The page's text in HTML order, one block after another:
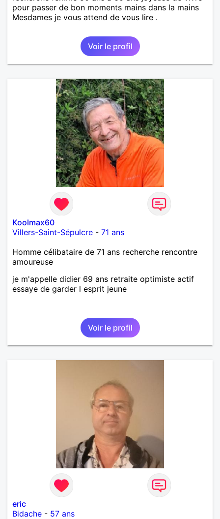
pour passer de bon moments mains dans la mains
Mesdames je vous attend de vous lire .
Voir le profil
Koolmax60
Villers-Saint-Sépulcre - 71 ans
Homme célibataire de 71 ans recherche rencontre
amoureuse
je m'appelle didier 69 ans retraite optimiste actif
essaye de garder l esprit jeune
Voir le profil
eric
Bidache - 57 ans